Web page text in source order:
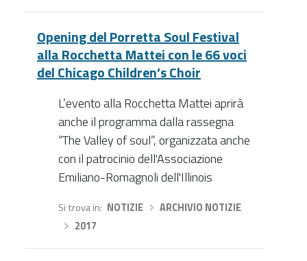
Opening del Porretta Soul Festival
alla Rocchetta Mattei con le 66 voci
del Chicago Children’s Choir
L’evento alla Rocchetta Mattei aprirà
anche il programma dalla rassegna
“The Valley of soul”, organizzata anche
con il patrocinio dell'Associazione
Emiliano-Romagnoli dell'Illinois
Si trova in NOTIZIE›
ARCHIVIO NOTIZIE
2017